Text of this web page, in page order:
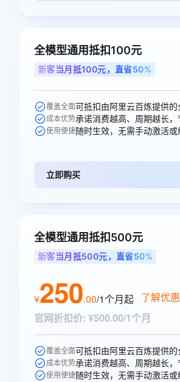
全模型通用抵扣100元
新客当月抵100元，直省50%
覆盖全面
成本优势
使用便捷
立即购买
全模型通用抵扣500元
新客当月抵500元，直省50%
¥250.00/1个月起 了解优惠
官网折扣价: ¥500.00/1个月
覆盖全面
成本优势
使用便捷